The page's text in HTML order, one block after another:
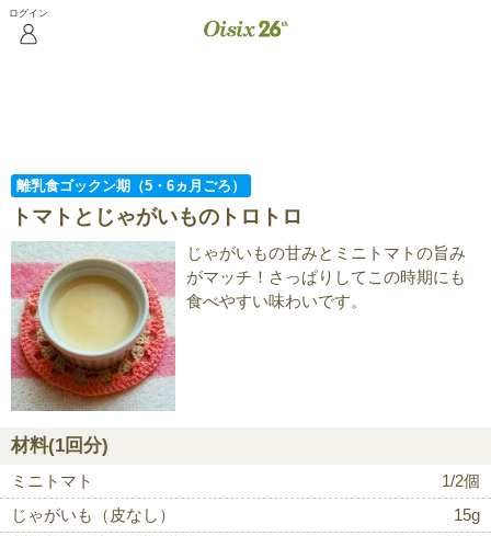
離乳食ゴックン期（5・6ヵ月ごろ）
トマトとじゃがいものトロトロ
じゃがいもの甘みとミニトマトの旨み
がマッチ！さっぱりしてこの時期にも
食べやすい味わいです。
材料(1回分)
ミニトマト
1/2個
じゃがいも（皮なし）
15g